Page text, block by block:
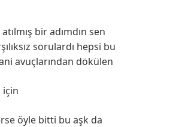
bir adımdın sen
sorulardı hepsi bu
avuçlarından dökülen
için
öyle bitti bu aşk da